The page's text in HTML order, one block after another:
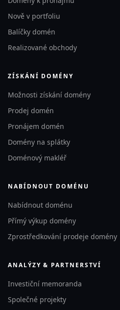
Nově v portfoliu
Balíčky domén
Realizované obchody
ZÍSKÁNÍ DOMÉNY
Možnosti získání domény
Prodej domén
Pronájem domén
Domény na splátky
Doménový makléř
NABÍDNOUT DOMÉNU
Nabídnout doménu
Přímý výkup domény
Zprostředkování prodeje domény
ANALÝZY & PARTNERSTVÍ
Investiční memoranda
Společné projekty